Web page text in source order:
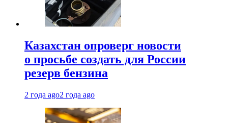
Казахстан опроверг новости
о просьбе создать для России
резерв бензина
2 года ago2 года ago